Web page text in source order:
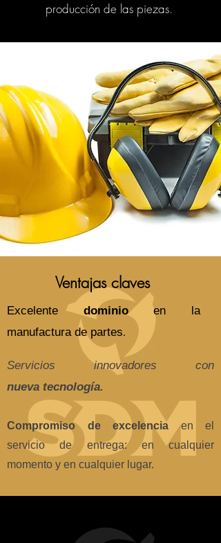
producción de las piezas.
Ventajas claves
Excelente dominioen la
manufactura de partes​​.
Servicios innovadores con
nueva tecnología.
Compromiso de excelencia en el
servicio de entrega: en cualquier
momento y en cualquier lugar.